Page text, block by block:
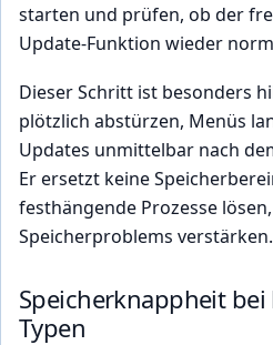
starten und prüfen, ob der
Update-Funktion wieder
Dieser Schritt ist besonders
plötzlich abstürzen, Menüs
Updates unmittelbar nach
Er ersetzt keine
festhängende Prozesse
Speicherproblems verstärken.
Speicherknappheit
Typen